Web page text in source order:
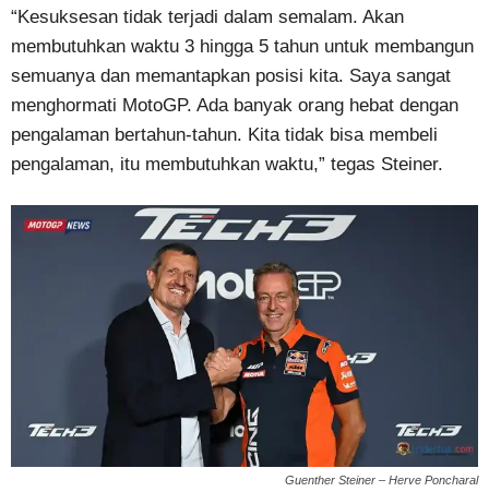
“Kesuksesan tidak terjadi dalam semalam. Akan
membutuhkan waktu 3 hingga 5 tahun untuk membangun
semuanya dan memantapkan posisi kita. Saya sangat
menghormati MotoGP. Ada banyak orang hebat dengan
pengalaman bertahun-tahun. Kita tidak bisa membeli
pengalaman, itu membutuhkan waktu,” tegas Steiner.
Guenther Steiner – Herve Poncharal